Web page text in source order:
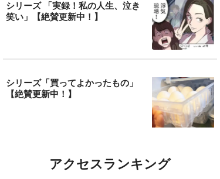
シリーズ 「実録！私の人生、泣き
笑い」【絶賛更新中！】
シリーズ「買ってよかったもの」
【絶賛更新中！】
アクセスランキング